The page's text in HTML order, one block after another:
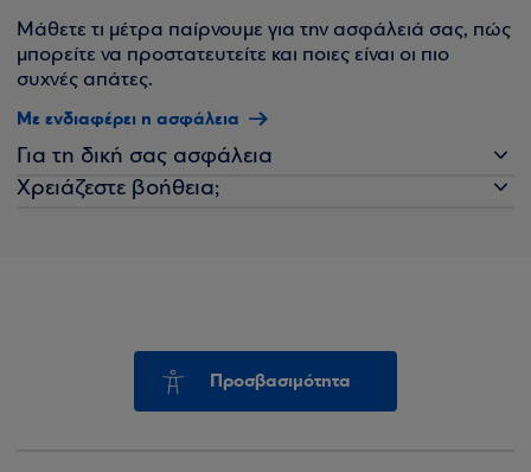
Μάθετε τι μέτρα παίρνουμε για την ασφάλειά σας, πώς
μπορείτε να προστατευτείτε και ποιες είναι οι πιο
συχνές απάτες.
Με ενδιαφέρει η ασφάλεια
Για τη δική σας ασφάλεια
Χρειάζεστε βοήθεια;
Προσβασιμότητα